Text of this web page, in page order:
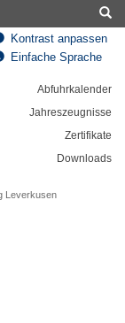
Kontrast anpassen
Einfache Sprache
Abfuhrkalender
Jahreszeugnisse
Zertifikate
Downloads
Leverkusen